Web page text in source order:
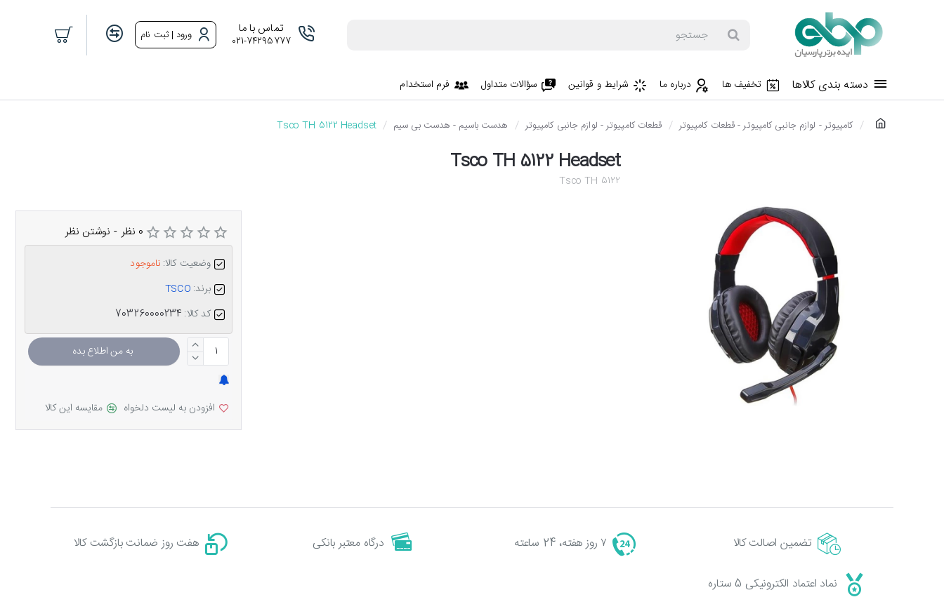
تماس با ما
021-74295777 ورود | ثبت نام
دسته بندی کالاها تخفیف ها درباره ما شرایط و قوانین سؤالات متداول فرم استخدام
کامپیوتر - لوازم جانبی کامپیوتر - قطعات کامپیوتر قطعات کامپیوتر - لوازم جانبی کامپیوتر هدست باسیم - هدست بی سیم Tsco TH 5122 Headset
Tsco TH 5122 Headset
Tsco TH 5122
وضعیت کالا: ناموجود
برند: TSCO
کد کالا: 703260000234
0 نظر - نوشتن نظر
به من اطلاع بده
افزودن به لیست دلخواه مقایسه این کالا
تضمین اصالت کالا ۷ روز هفته، 24 ساعته درگاه معتبر بانکی هفت روز ضمانت بازگشت کالا
نماد اعتماد الکترونیکی 5 ستاره